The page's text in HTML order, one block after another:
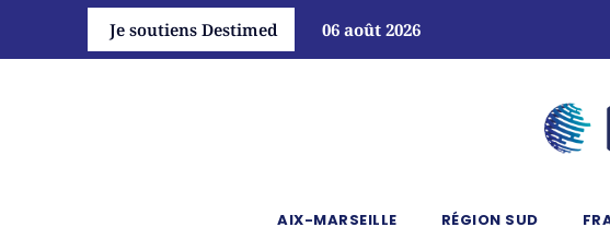
Je soutiens Destimed 06 août 2026
AIX-MARSEILLE RÉGION SUD